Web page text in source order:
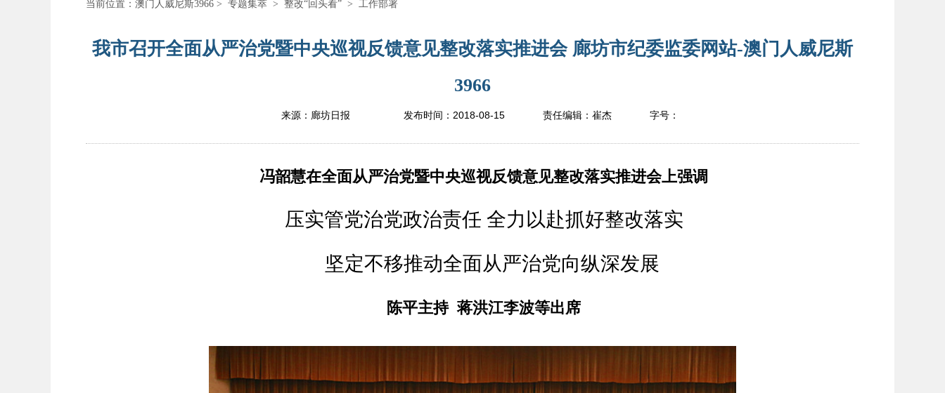
当前位置： 澳门人威尼斯3966 > 专题集萃 > 整改“回头看” > 工作部署
我市召开全面从严治党暨中央巡视反馈意见整改落实推进会 廊坊市纪委监委网站-澳门人威尼斯
3966
来源：廊坊日报 发布时间： 2018-08-15 责任编辑： 崔杰 字号：
冯韶慧在全面从严治党暨中央巡视反馈意见整改落实推进会上强调
压实管党治党政治责任 全力以赴抓好整改落实
坚定不移推动全面从严治党向纵深发展
陈平主持 蒋洪江李波等出席